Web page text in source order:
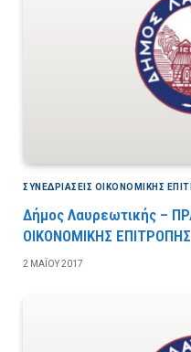
ΣΥΝΕΔΡΙΆΣΕΙΣ ΟΙΚΟΝΟΜΙΚΉΣ
Δήμος Λαυρεωτικής –
ΟΙΚΟΝΟΜΙΚΗΣ
2 ΜΑΪ́ΟΥ 2017